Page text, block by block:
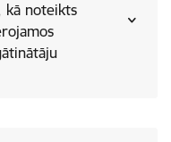
kā noteikts